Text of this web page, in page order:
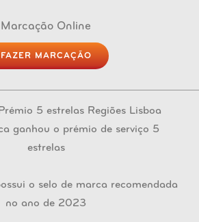
Marcação Online
FAZER MARCAÇÃO